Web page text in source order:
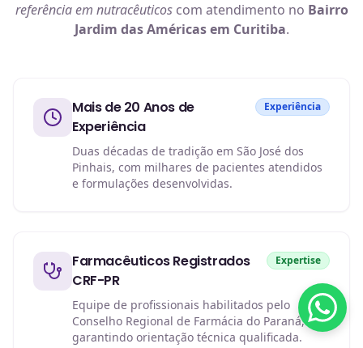
referência em nutracêuticoscom atendimento no Bairro
Jardim das Américas em Curitiba.
Mais de 20 Anos de
Experiência
Experiência
Duas décadas de tradição em São José dos
Pinhais, com milhares de pacientes atendidos
e formulações desenvolvidas.
Farmacêuticos Registrados
CRF-PR
Expertise
Equipe de profissionais habilitados pelo
Conselho Regional de Farmácia do Paraná,
garantindo orientação técnica qualificada.